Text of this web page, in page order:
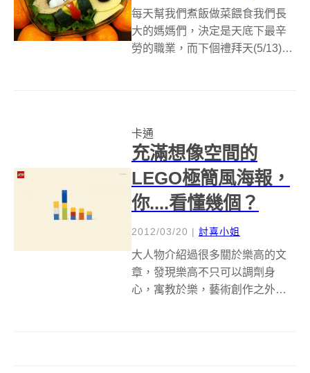
每天幫我們煮飯做菜餵食我們長
大的媽媽們，決定是天底下最辛
勞的職業，而下個禮拜天(5/13)就
姆，這回又有一位超級老媽超級
老媽He...
卡通
充滿想像空間的
LEGO極簡風海報，
你....看懂幾個？
2012/03/20 | 討喜小姐
大人物介紹過很多關於樂高的文
章，發現樂高不只可以調劑身
心，寓教於樂，藝術創作之外，